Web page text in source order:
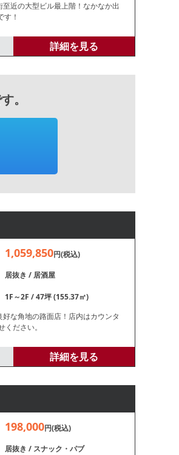
近の大型ビル最上階！なかなか出
！
詳細を見る
。
1,059,850円(税込)
居抜き / 居酒屋
1F～2F / 47坪 (155.37㎡)
な角地の路面店！店内はカウンタ
ださい。
詳細を見る
198,000円(税込)
居抜き / スナック・パブ